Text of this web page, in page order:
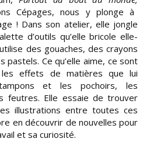
Cépages, nous y plonge à
! Dans son atelier, elle jongle
d’outils qu’elle bricole elle-
des gouaches, des crayons
pastels. Ce qu’elle aime, ce sont
effets de matières que lui
et les pochoirs, les
feutres. Elle essaie de trouver
illustrations entre toutes ces
en découvrir de nouvelles pour
et sa curiosité.